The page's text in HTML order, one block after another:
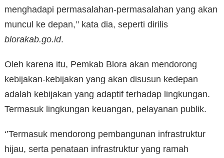
menghadapi permasalahan-permasalahan yang akan
muncul ke depan,’’ kata dia, seperti dirilis
blorakab.go.id.
Oleh karena itu, Pemkab Blora akan mendorong
kebijakan-kebijakan yang akan disusun kedepan
adalah kebijakan yang adaptif terhadap lingkungan.
Termasuk lingkungan keuangan, pelayanan publik.
‘’Termasuk mendorong pembangunan infrastruktur
hijau, serta penataan infrastruktur yang ramah